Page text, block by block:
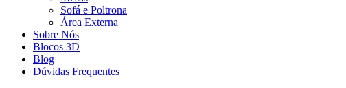
Sofá e Poltrona
Área Externa
Sobre Nós
Blocos 3D
Blog
Dúvidas Frequentes